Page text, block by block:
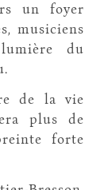
un foyer
musiciens
du
de la vie
plus de
forte